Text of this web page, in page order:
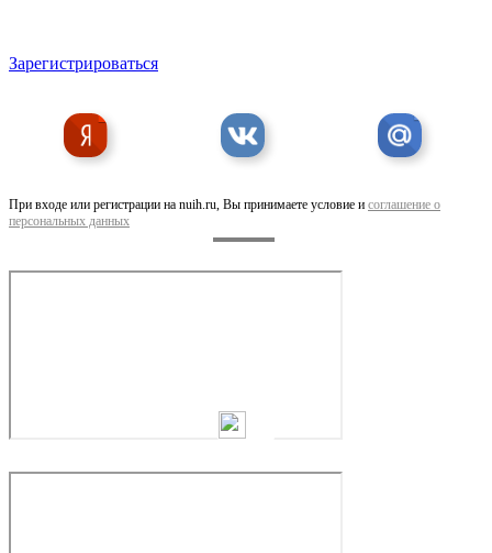
Зарегистрироваться
При входе или регистрации на nuih.ru, Вы принимаете условие и соглашение о
персональных данных